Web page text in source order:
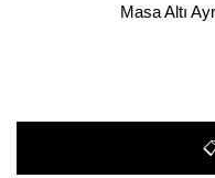
Masa Altı